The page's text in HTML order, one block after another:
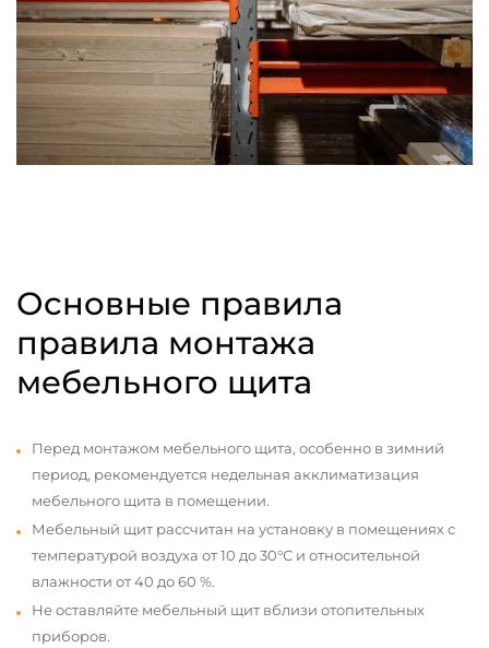
Основные правила
правила монтажа
мебельного щита
Перед монтажом мебельного щита, особенно в зимний
период, рекомендуется недельная акклиматизация
мебельного щита в помещении.
Мебельный щит рассчитан на установку в помещениях с
температурой воздуха от 10 до 30°С и относительной
влажности от 40 до 60 %.
Не оставляйте мебельный щит вблизи отопительных
приборов.